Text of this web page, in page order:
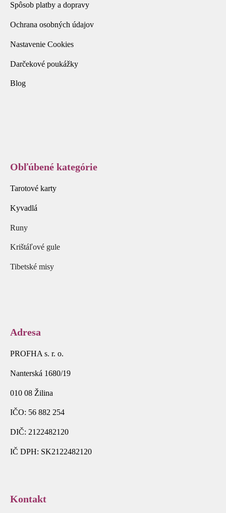
Spôsob platby a dopravy
Ochrana osobných údajov
Nastavenie Cookies
Darčekové poukážky
Blog
Obľúbené kategórie
Tarotové karty
Kyvadlá
Runy
Krištáľové gule
Tibetské misy
Adresa
PROFHA s. r. o.
Nanterská 1680/19
010 08 Žilina
IČO: 56 882 254
DIČ: 2122482120
IČ DPH: SK2122482120
Kontakt